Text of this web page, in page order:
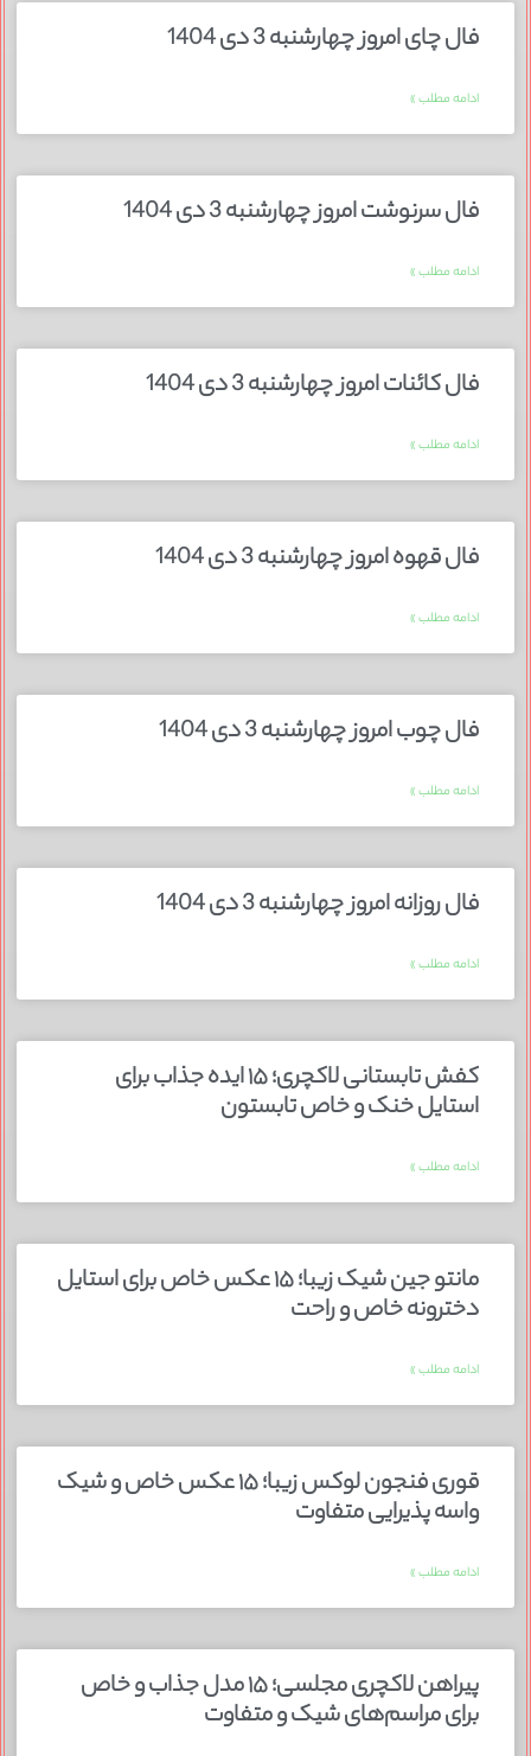
فال چای امروز چهارشنبه 3 دی 1404
ادامه مطلب »
فال سرنوشت امروز چهارشنبه 3 دی 1404
ادامه مطلب »
فال کائنات امروز چهارشنبه 3 دی 1404
ادامه مطلب »
فال قهوه امروز چهارشنبه 3 دی 1404
ادامه مطلب »
فال چوب امروز چهارشنبه 3 دی 1404
ادامه مطلب »
فال روزانه امروز چهارشنبه 3 دی 1404
ادامه مطلب »
کفش تابستانی لاکچری؛ ۱۵ ایده‌ جذاب برای
استایل خنک و خاص تابستون
ادامه مطلب »
مانتو جین شیک زیبا؛ ۱۵ عکس خاص برای استایل
دخترونه خاص و راحت
ادامه مطلب »
قوری فنجون لوکس زیبا؛ ۱۵ عکس خاص و شیک
واسه پذیرایی متفاوت
ادامه مطلب »
پیراهن لاکچری مجلسی؛ ۱۵ مدل جذاب و خاص
برای مراسم‌های شیک و متفاوت